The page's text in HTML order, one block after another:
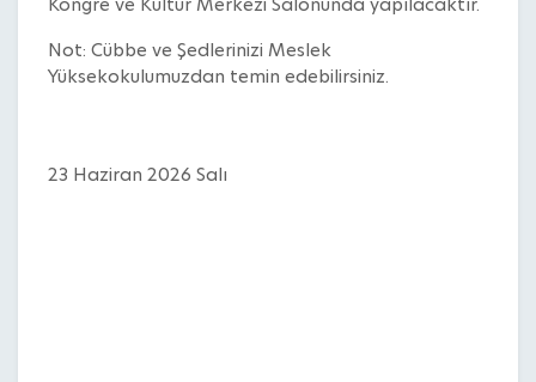
Not: Cübbe ve Şedlerinizi Meslek
Yüksekokulumuzdan temin edebilirsiniz.
23 Haziran 2026 Salı